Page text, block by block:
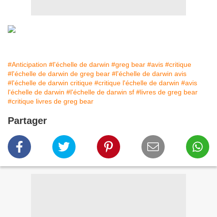
#Anticipation #l'échelle de darwin #greg bear #avis #critique
#l'échelle de darwin de greg bear #l'échelle de darwin avis
#l'échelle de darwin critique #critique l'échelle de darwin #avis
l'échelle de darwin #l'échelle de darwin sf #livres de greg bear
#critique livres de greg bear
Partager